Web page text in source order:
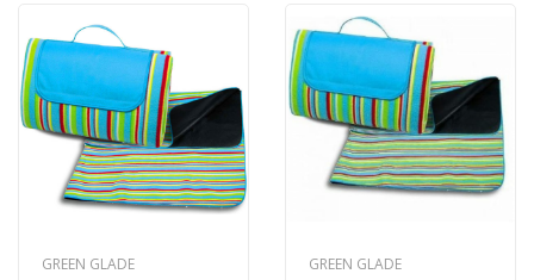
GREEN GLADE GREEN GLADE